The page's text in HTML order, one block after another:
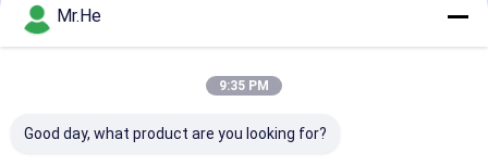
Mr.He
9:35 PM
Good day, what product are you looking for?